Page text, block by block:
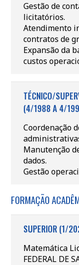
Gestão de
licitatórios.
Atendimento
contratos de
Expansão da
custos
TÉCNICO/
(4/1988 A 4/
Coordenação
Manutenção
dados.
Gestão
FORMAÇÃO
SUPERIOR (1/
Matemática
FEDERAL DE